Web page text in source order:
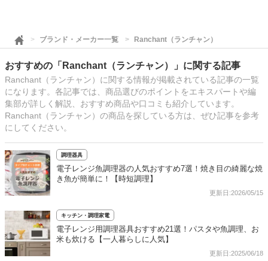
ブランド・メーカー一覧 Ranchant（ランチャン）
おすすめの「Ranchant（ランチャン）」に関する記事
Ranchant（ランチャン）に関する情報が掲載されている記事の一覧
になります。各記事では、商品選びのポイントをエキスパートや編
集部が詳しく解説、おすすめ商品や口コミも紹介しています。
Ranchant（ランチャン）の商品を探している方は、ぜひ記事を参考
にしてください。
調理器具
電子レンジ魚調理器の人気おすすめ7選！焼き目の綺麗な焼
き魚が簡単に！【時短調理】
更新日:2026/05/15
キッチン・調理家電
電子レンジ用調理器具おすすめ21選！パスタや魚調理、お
米も炊ける【一人暮らしに人気】
更新日:2025/06/18